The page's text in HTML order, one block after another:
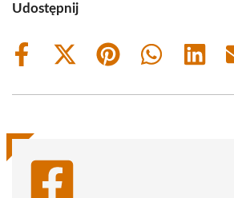
Udostępnij
Share
Share
(Twitter)
Share
Share
Share